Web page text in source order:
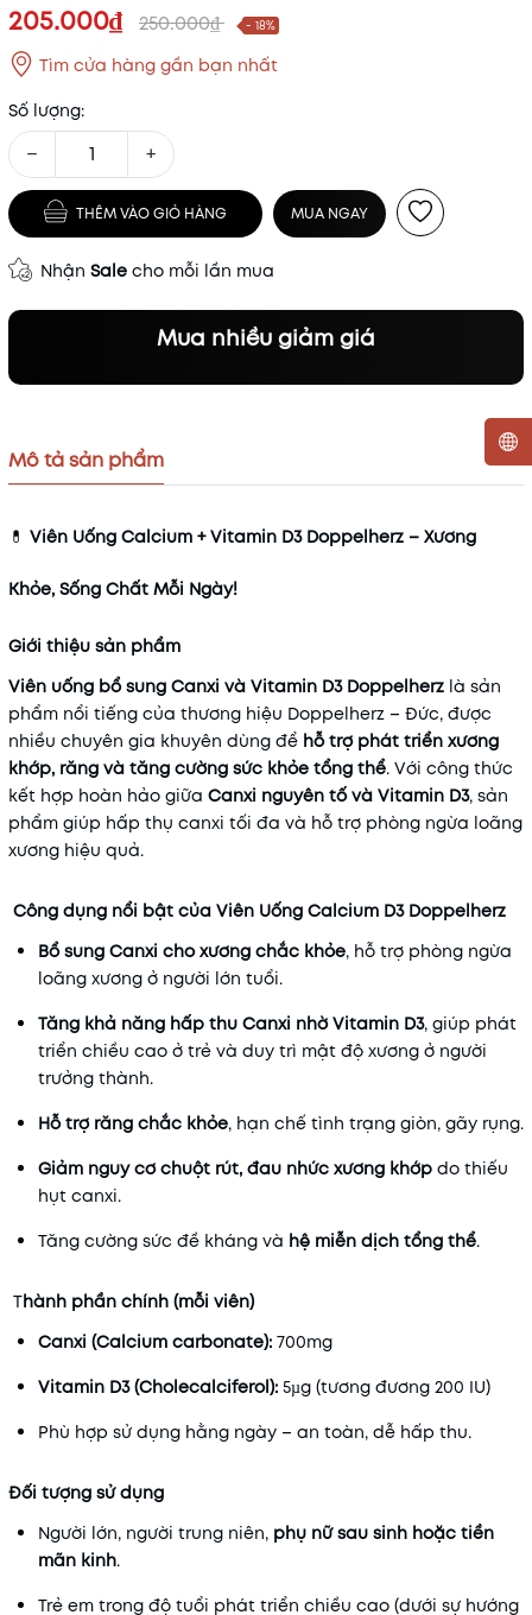
205.000₫ 250.000₫ - 18%
Tìm cửa hàng gần bạn nhất
Số lượng:
− +
THÊM VÀO GIỎ HÀNG MUA NGAY
Nhận Sale cho mỗi lần mua
Mua nhiều giảm giá
Mã khuyến mãi:
Điều kiện:
Mô tả sản phẩm
💊 Viên Uống Calcium + Vitamin D3 Doppelherz – Xương
Khỏe, Sống Chất Mỗi Ngày!
Giới thiệu sản phẩm
Viên uống bổ sung Canxi và Vitamin D3 Doppelherz là sản
phẩm nổi tiếng của thương hiệu Doppelherz – Đức, được
nhiều chuyên gia khuyên dùng để hỗ trợ phát triển xương
khớp, răng và tăng cường sức khỏe tổng thể. Với công thức
kết hợp hoàn hảo giữa Canxi nguyên tố và Vitamin D3, sản
phẩm giúp hấp thụ canxi tối đa và hỗ trợ phòng ngừa loãng
xương hiệu quả.
Công dụng nổi bật của Viên Uống Calcium D3 Doppelherz
Bổ sung Canxi cho xương chắc khỏe, hỗ trợ phòng ngừa
loãng xương ở người lớn tuổi.
Tăng khả năng hấp thu Canxi nhờ Vitamin D3, giúp phát
triển chiều cao ở trẻ và duy trì mật độ xương ở người
trưởng thành.
Hỗ trợ răng chắc khỏe, hạn chế tình trạng giòn, gãy rụng.
Giảm nguy cơ chuột rút, đau nhức xương khớp do thiếu
hụt canxi.
Tăng cường sức đề kháng và hệ miễn dịch tổng thể.
Thành phần chính (mỗi viên)
Canxi (Calcium carbonate): 700mg
Vitamin D3 (Cholecalciferol): 5µg (tương đương 200 IU)
Phù hợp sử dụng hằng ngày – an toàn, dễ hấp thu.
Đối tượng sử dụng
Người lớn, người trung niên, phụ nữ sau sinh hoặc tiền
mãn kinh.
Trẻ em trong độ tuổi phát triển chiều cao (dưới sự hướng